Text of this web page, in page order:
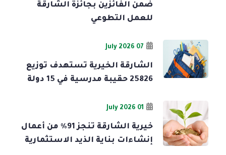
ضمن الفائزين بجائزة الشارقة
للعمل التطوعي
07 July 2026
الشارقة الخيرية تستهدف توزيع
25826 حقيبة مدرسية في 15 دولة
01 July 2026
خيرية الشارقة تنجز 91% من أعمال
إنشاءات بناية الذيد الاستثمارية